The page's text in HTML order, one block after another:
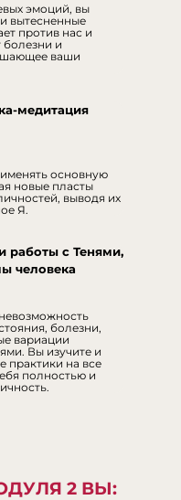
эмоций, вы
вытесненные
против нас и
болезни и
ваши
медитация
основную
новые пласты
выводя их
Я.
работы с Тенями,
человека
болезни,
вариации
Вы изучите и
практики на все
полностью и
2 ВЫ: